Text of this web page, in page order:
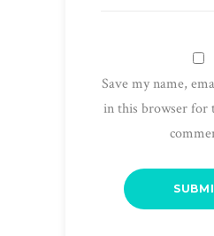
Save my name,
in this browser for